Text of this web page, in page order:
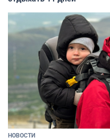
НОВОСТИ